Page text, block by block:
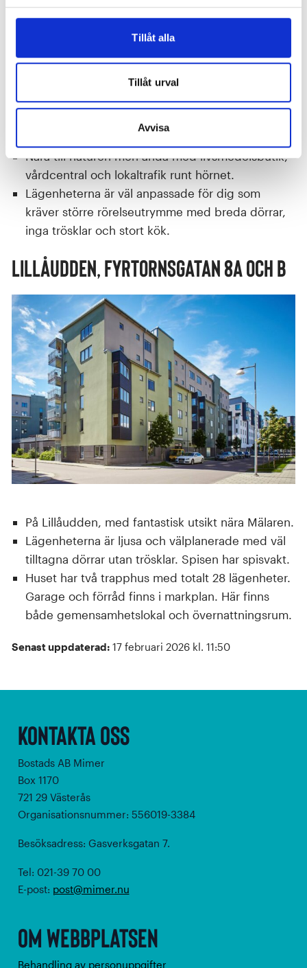
Tillåt alla
Tillåt urval
Avvisa
Nära till naturen men ändå med livsmedelsbutik,
vårdcentral och lokaltrafik runt hörnet.
Lägenheterna är väl anpassade för dig som
kräver större rörelseutrymme med breda dörrar,
inga trösklar och stort kök.
Lillåudden, Fyrtornsgatan 8A och B
På Lillåudden, med fantastisk utsikt nära Mälaren.
Lägenheterna är ljusa och välplanerade med väl
tilltagna dörrar utan trösklar. Spisen har spisvakt.
Huset har två trapphus med totalt 28 lägenheter.
Garage och förråd finns i markplan. Här finns
både gemensamhetslokal och övernattningsrum.
Senast uppdaterad: 17 februari 2026 kl. 11:50
Kontakta oss
Bostads AB Mimer
Box 1170
721 29 Västerås
Organisationsnummer: 556019-3384
Besöksadress: Gasverksgatan 7.
Tel: 021-39 70 00
E-post: post@mimer.nu
Om webbplatsen
Behandling av personuppgifter